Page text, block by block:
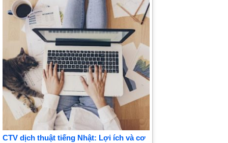
CTV dịch thuật tiếng Nhật: Lợi ích và cơ